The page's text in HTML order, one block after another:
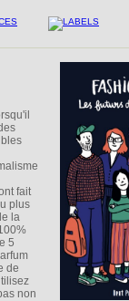
fait
plus
la
5
de
non